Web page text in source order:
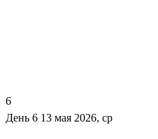
6
День 6 13 мая 2026, ср